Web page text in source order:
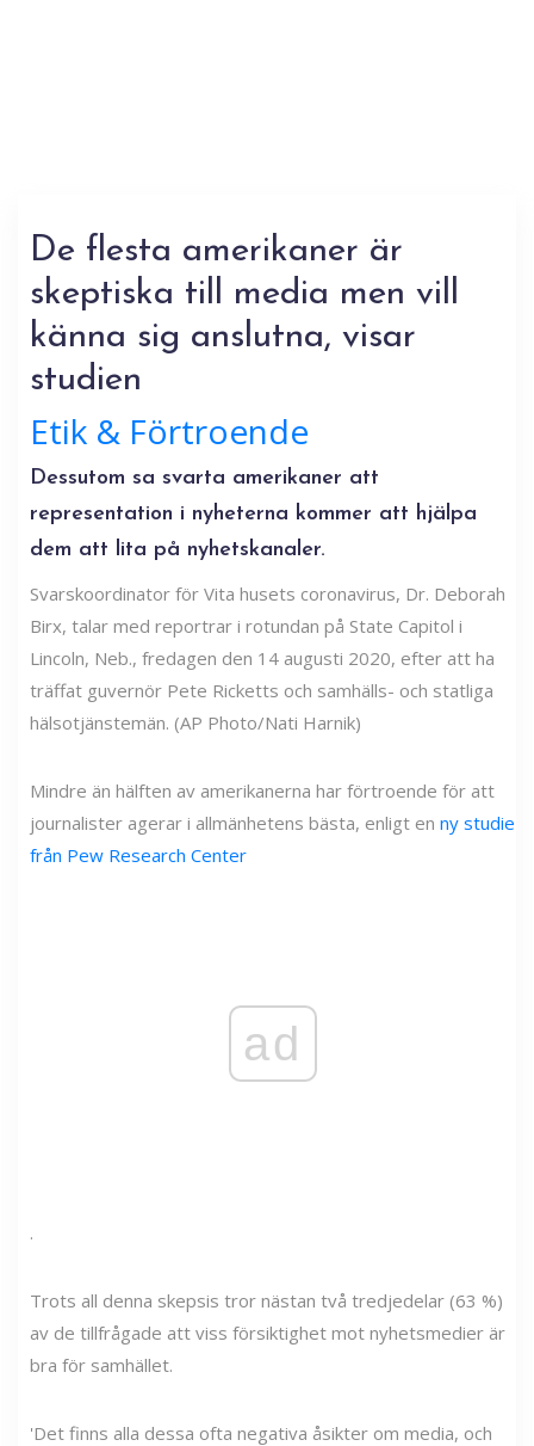
De flesta amerikaner är
skeptiska till media men vill
känna sig anslutna, visar
studien
Etik & Förtroende
Dessutom sa svarta amerikaner att
representation i nyheterna kommer att hjälpa
dem att lita på nyhetskanaler.
Svarskoordinator för Vita husets coronavirus, Dr. Deborah
Birx, talar med reportrar i rotundan på State Capitol i
Lincoln, Neb., fredagen den 14 augusti 2020, efter att ha
träffat guvernör Pete Ricketts och samhälls- och statliga
hälsotjänstemän. (AP Photo/Nati Harnik)
Mindre än hälften av amerikanerna har förtroende för att
journalister agerar i allmänhetens bästa, enligt en ny studie
från Pew Research Center
ad
.
Trots all denna skepsis tror nästan två tredjedelar (63 %)
av de tillfrågade att viss försiktighet mot nyhetsmedier är
bra för samhället.
'Det finns alla dessa ofta negativa åsikter om media, och